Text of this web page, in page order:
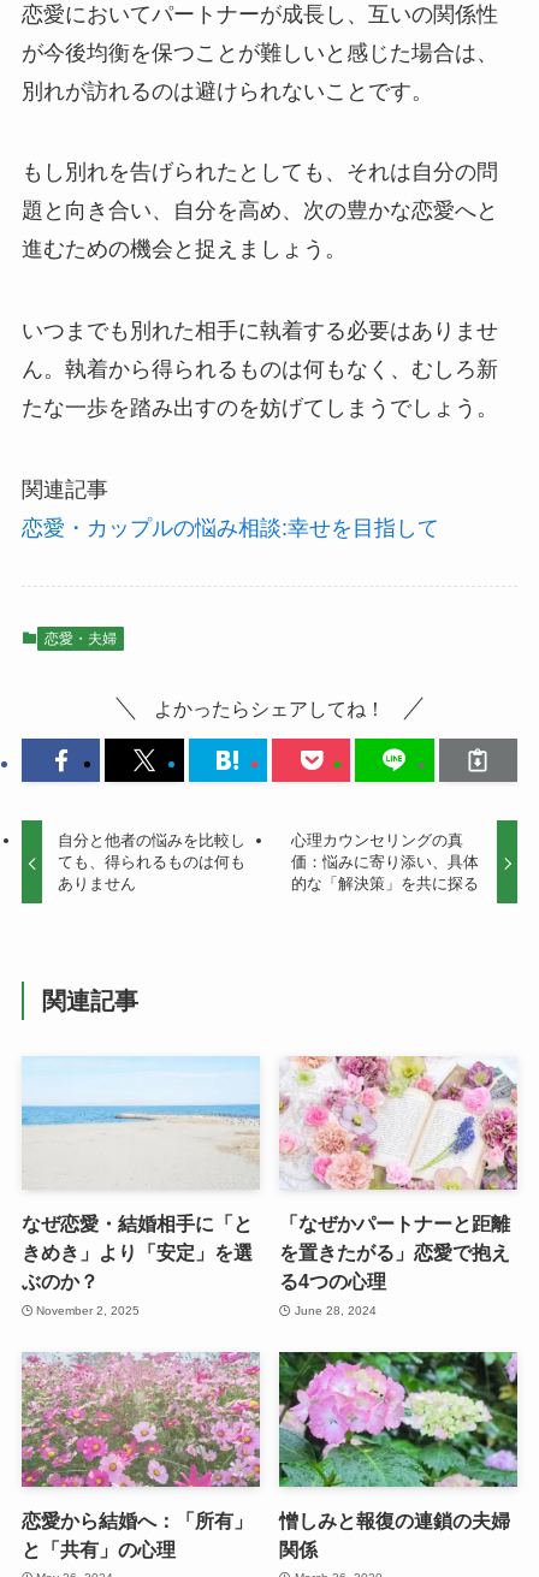
恋愛においてパートナーが成長し、互いの関係性
が今後均衡を保つことが難しいと感じた場合は、
別れが訪れるのは避けられないことです。
もし別れを告げられたとしても、それは自分の問
題と向き合い、自分を高め、次の豊かな恋愛へと
進むための機会と捉えましょう。
いつまでも別れた相手に執着する必要はありませ
ん。執着から得られるものは何もなく、むしろ新
たな一歩を踏み出すのを妨げてしまうでしょう。
関連記事
恋愛・カップルの悩み相談:幸せを目指して
恋愛・夫婦
よかったらシェアしてね！
自分と他者の悩みを比較し
ても、得られるものは何も
ありません
心理カウンセリングの真
価：悩みに寄り添い、具体
的な「解決策」を共に探る
関連記事
なぜ恋愛・結婚相手に「と
きめき」より「安定」を選
ぶのか？
November 2, 2025
「なぜかパートナーと距離
を置きたがる」恋愛で抱え
る4つの心理
June 28, 2024
恋愛から結婚へ：「所有」
と「共有」の心理
憎しみと報復の連鎖の夫婦
関係